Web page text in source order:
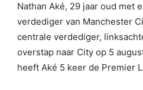
Nathan Aké, 29 jaar oud met
verdediger van Manchester
centrale verdediger,
overstap naar City op 5
heeft Aké 5 keer de Premier